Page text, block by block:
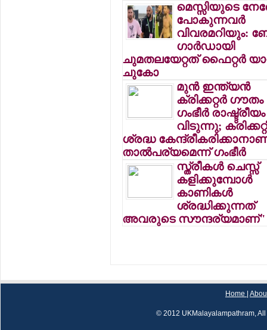
മെസ്സിയുടെ
പോകുന്നവര്‍
വിവരമറിയും:
ഗാര്‍ഡായി
ചുമതലയേറ്റത് ഫൈറ്റര്‍
ചുകോ
മുന്‍ ഇന്ത്യന്‍
ക്രിക്കറ്റര്‍ ഗൗതം
ഗംഭീര്‍ രാഷ്ട്രീയം
വിടുന്നു;
ശ്രദ്ധ
താല്‍പര്യമെന്ന് ഗംഭീര്‍
സ്ത്രീകള്‍ ചെസ്സ്
കളിക്കുമ്പോള്‍
കാണികള്‍
ശ്രദ്ധിക്കുന്നത്
അവരുടെ സൗന്ദര്യമാണ്"
Home
© 2012 UKMalayalampathram,